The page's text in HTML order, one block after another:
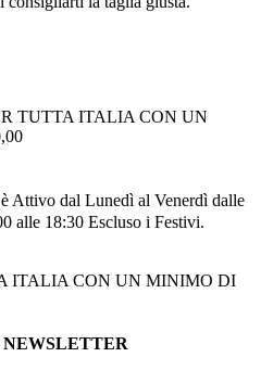
TUTTA ITALIA CON UN
Attivo dal Lunedì al Venerdì dalle
alle 18:30 Escluso i Festivi.
ITALIA CON UN MINIMO DI